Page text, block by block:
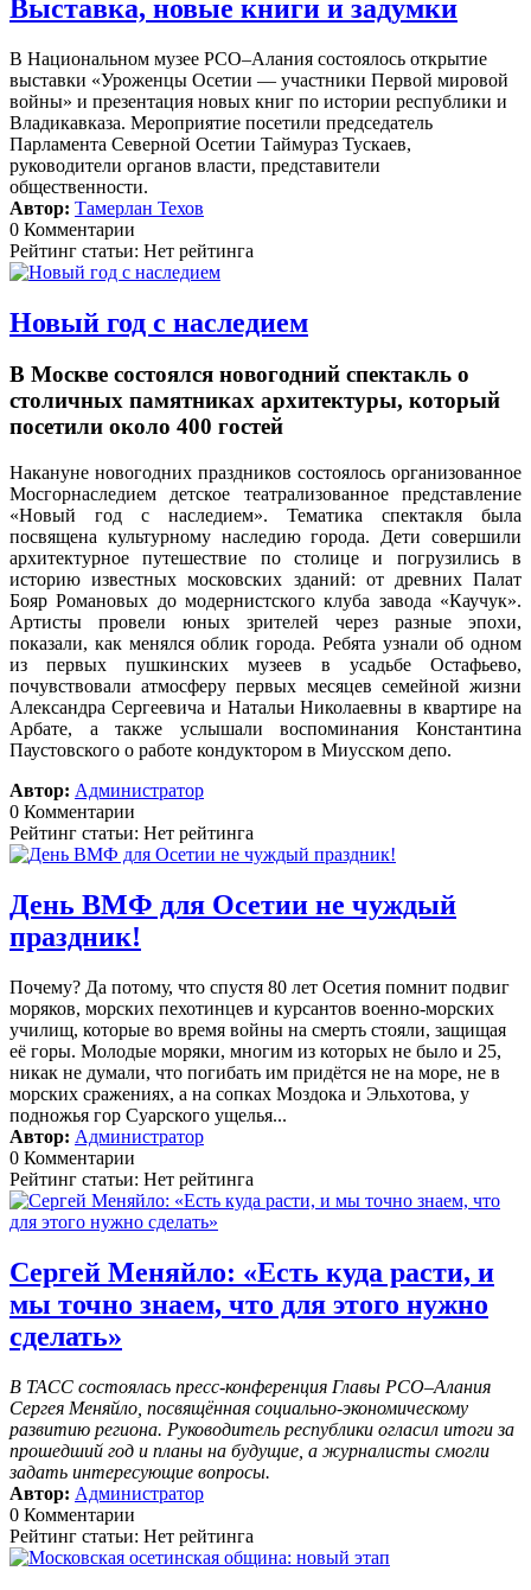
Выставка, новые книги и задумки
В Национальном музее РСО–Алания состоялось открытие
выставки «Уроженцы Осетии — участники Первой мировой
войны» и презентация новых книг по истории республики и
Владикавказа. Мероприятие посетили председатель
Парламента Северной Осетии Таймураз Тускаев,
руководители органов власти, представители
общественности.
Автор: Тамерлан Техов
0 Комментарии
Рейтинг статьи: Нет рейтинга
Новый год с наследием
В Москве состоялся новогодний спектакль о
столичных памятниках архитектуры, который
посетили около 400 гостей
Накануне новогодних праздников состоялось организованное
Мосгорнаследием детское театрализованное представление
«Новый год с наследием».
Тематика спектакля была
посвящена культурному наследию города. Дети совершили
архитектурное путешествие по столице и погрузились в
историю известных московских зданий: от древних Палат
Бояр Романовых до модернистского клуба завода «Каучук».
Артисты провели юных зрителей через разные эпохи,
показали, как менялся облик города. Ребята узнали об одном
из первых пушкинских музеев в усадьбе Остафьево,
почувствовали атмосферу первых месяцев семейной жизни
Александра Сергеевича и Натальи Николаевны в квартире на
Арбате, а также услышали воспоминания Константина
Паустовского о работе кондуктором в Миусском депо.
Автор: Администратор
0 Комментарии
Рейтинг статьи: Нет рейтинга
День ВМФ для Осетии не чуждый
праздник!
Почему? Да потому, что спустя 80 лет Осетия помнит подвиг
моряков, морских пехотинцев и курсантов военно-морских
училищ, которые во время войны на смерть стояли, защищая
её горы. Молодые моряки, многим из которых не было и 25,
никак не думали, что погибать им придётся не на море, не в
морских сражениях, а на сопках Моздока и Эльхотова, у
подножья гор Суарского ущелья...
Автор: Администратор
0 Комментарии
Рейтинг статьи: Нет рейтинга
Сергей Меняйло: «Есть куда расти, и
мы точно знаем, что для этого нужно
сделать»
В ТАСС состоялась пресс-конференция Главы РСО–Алания
Сергея Меняйло, посвящённая социально-экономическому
развитию региона. Руководитель республики огласил итоги за
прошедший год и планы на будущие, а журналисты смогли
задать интересующие вопросы.
Автор: Администратор
0 Комментарии
Рейтинг статьи: Нет рейтинга